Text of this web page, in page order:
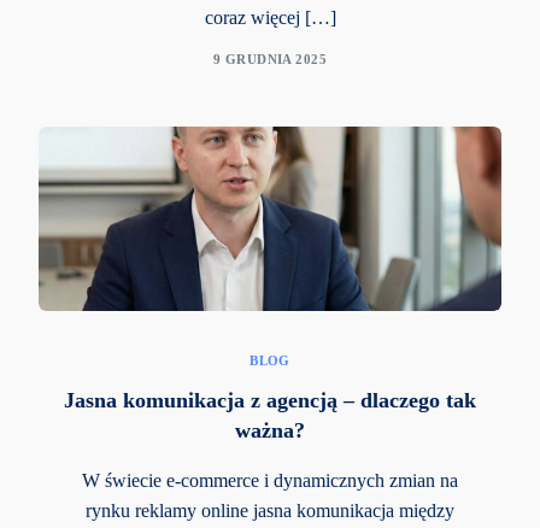
coraz więcej […]
9 GRUDNIA 2025
BLOG
Jasna komunikacja z agencją – dlaczego tak
ważna?
W świecie e-commerce i dynamicznych zmian na
rynku reklamy online jasna komunikacja między